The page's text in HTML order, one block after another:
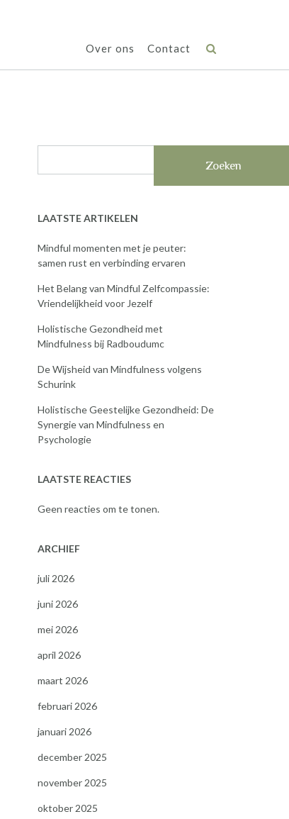
Over ons Contact
Zoeken
LAATSTE ARTIKELEN
Mindful momenten met je peuter:
samen rust en verbinding ervaren
Het Belang van Mindful Zelfcompassie:
Vriendelijkheid voor Jezelf
Holistische Gezondheid met
Mindfulness bij Radboudumc
De Wijsheid van Mindfulness volgens
Schurink
Holistische Geestelijke Gezondheid: De
Synergie van Mindfulness en
Psychologie
LAATSTE REACTIES
Geen reacties om te tonen.
ARCHIEF
juli 2026
juni 2026
mei 2026
april 2026
maart 2026
februari 2026
januari 2026
december 2025
november 2025
oktober 2025